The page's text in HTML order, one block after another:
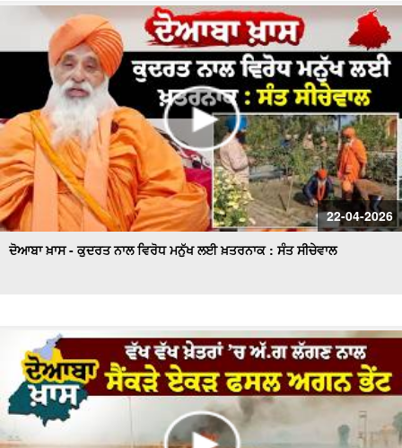
22-04-2026
ਦੋਆਬਾ ਖ਼ਾਸ - ਕੁਦਰਤ ਨਾਲ ਵਿਰੋਧ ਮਨੁੱਖ ਲਈ ਖ਼ਤਰਨਾਕ : ਸੰਤ ਸੀਚੇਵਾਲ